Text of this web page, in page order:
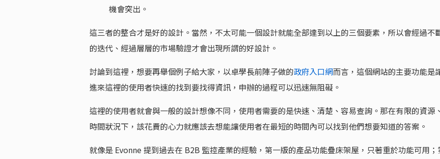
機會突出。
這三者的整合才是好的設計。當然，不太可能一個設計就能全部達到以上的三個要素，所以會經過不
的迭代、經過層層的市場驗證才會出現所謂的好設計。
討論到這裡，想要再舉個例子給大家，以卓學長前陣子做的政府入口網而言，這個網站的主要功能是
進來這裡的使用者快速的找到要找得資訊，申辦的過程可以迅速無阻礙。
這裡的使用者就會與一般的設計想像不同，使用者需要的是快速、清楚、容易查詢。那在有限的資源
時間狀況下，該花費的心力就應該去想能讓使用者在最短的時間內可以找到他們想要知道的答案。
就像是 Evonne 提到過去在 B2B 監控產業的經驗，第一版的產品功能疊床架屋，只著重於功能可用；